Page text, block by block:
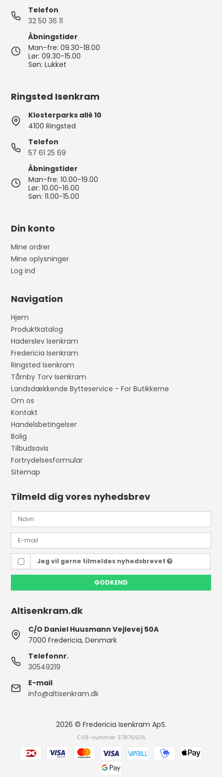
Telefon
32 50 36 11
Åbningstider
Man-fre: 09.30-18.00
Lør: 09.30-15.00
Søn: Lukket
Ringsted Isenkram
Klosterparks allé 10
4100 Ringsted
Telefon
57 61 25 69
Åbningstider
Man-fre: 10.00-19.00
Lør: 10.00-16.00
Søn: 11.00-15.00
Din konto
Mine ordrer
Mine oplysninger
Log ind
Navigation
Hjem
Produktkatalog
Haderslev Isenkram
Fredericia Isenkram
Ringsted Isenkram
Tårnby Torv Isenkram
Landsdækkende Bytteservice - For Butikkerne
Om os
Kontakt
Handelsbetingelser
Bolig
Tilbudsavis
Fortrydelsesformular
Sitemap
Tilmeld dig vores nyhedsbrev
Jeg vil gerne tilmeldes nyhedsbrevet
GODKEND
Altisenkram.dk
C/O Daniel Huusmann Vejlevej 50A
7000 Fredericia, Denmark
Telefonnr.
30549219
E-mail
info@altisenkram.dk
2026 © Fredericia Isenkram ApS.
CVR-nummer: 37876925